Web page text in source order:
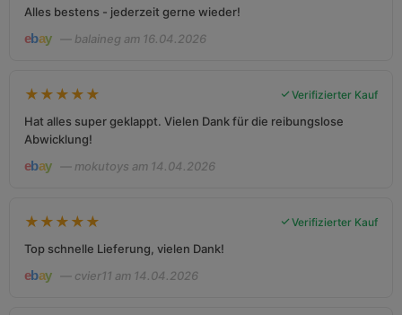
Alles bestens - jederzeit gerne wieder!
— balaineg am 16.04.2026
★ ★ ★ ★ ★ Verifizierter Kauf
Hat alles super geklappt. Vielen Dank für die reibungslose
Abwicklung!
— mokutoys am 14.04.2026
★ ★ ★ ★ ★ Verifizierter Kauf
Top schnelle Lieferung, vielen Dank!
— cvier11 am 14.04.2026